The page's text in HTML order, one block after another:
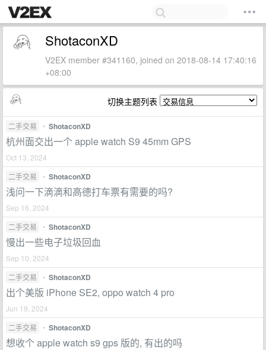
ShotaconXD
V2EX member #341160, joined on 2018-08-14 17:40:16
+08:00
切换主题列表
二手交易 • ShotaconXD
杭州面交出一个 apple watch S9 45mm GPS
Oct 13, 2024
二手交易
• ShotaconXD
浅问一下滴滴和高德打车票有需要的吗?
Sep 16, 2024
二手交易
• ShotaconXD
慢出一些电子垃圾回血
Sep 10, 2024
二手交易
• ShotaconXD
出个美版 iPhone SE2, oppo watch 4 pro
Jun 19, 2024
二手交易
• ShotaconXD
想收个 apple watch s9 gps 版的, 有出的吗